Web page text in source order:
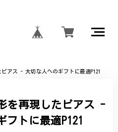
アス - 大切な人へのギフトに最適P121
を再現したピアス -
フトに最適P121